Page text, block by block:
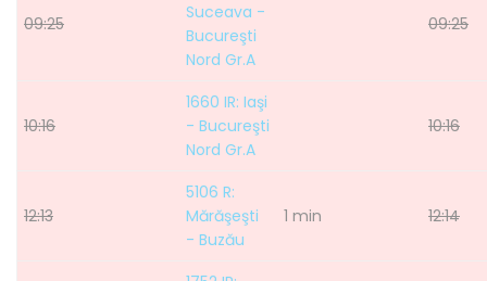
09:25
Suceava -
Bucureşti
Nord Gr.A
09:25
10:16
1660 IR: Iaşi
- Bucureşti
Nord Gr.A
10:16
12:13
5106 R:
Mărăşeşti
- Buzău
1 min 12:14